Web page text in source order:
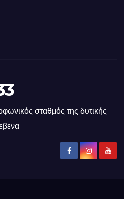
σταθμός της δυτικής